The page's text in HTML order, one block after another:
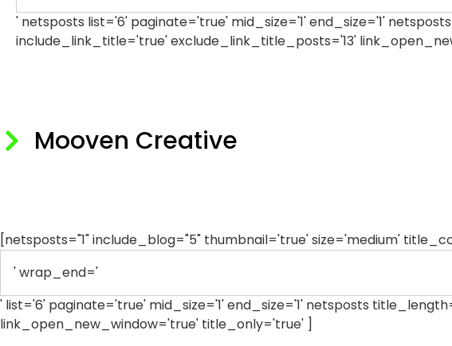
' netsposts list='6' paginate='true' mid_size='1' end_size='1'
include_link_title='true' exclude_link_title_posts='13'
Mooven Creative
[netsposts="1" include_blog="5" thumbnail='true' size='medium'
' wrap_end='
' list='6' paginate='true' mid_size='1' end_size='1' netsposts
link_open_new_window='true' title_only='true' ]